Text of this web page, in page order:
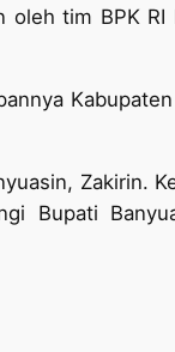
oleh tim BPK RI
Zakirin.
Bupati